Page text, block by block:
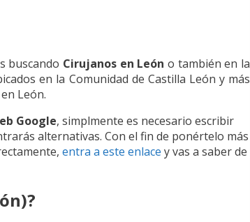
buscando Cirujanos en León o también en la
en la Comunidad de Castilla León y más
León.
Google, simplmente es necesario escribir
alternativas. Con el fin de ponértelo más
entra a este enlace y vas a saber de